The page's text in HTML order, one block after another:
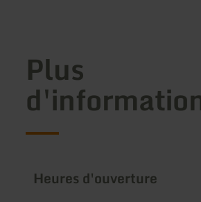
Plus
Heures d'ouverture